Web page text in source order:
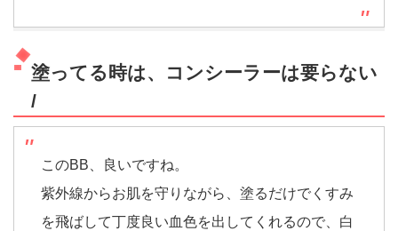
塗ってる時は、コンシーラーは要らない
/
このBB、良いですね。
紫外線からお肌を守りながら、塗るだけでくすみ
を飛ばして丁度良い血色を出してくれるので、白